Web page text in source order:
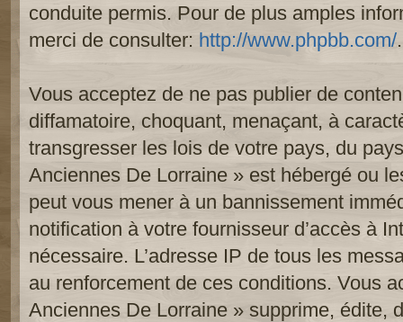
conduite permis. Pour de plus amples
merci de consulter: http://www.phpbb.com/.
Vous acceptez de ne pas publier de
diffamatoire, choquant, menaçant, à
transgresser les lois de votre pays, du
Anciennes De Lorraine » est hébergé ou
peut vous mener à un bannissement
notification à votre fournisseur d’accès à
nécessaire. L’adresse IP de tous les
au renforcement de ces conditions. Vous
Anciennes De Lorraine » supprime, édite,